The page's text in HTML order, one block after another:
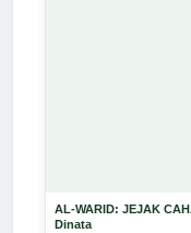
AL-WARID: JEJAK
Dinata